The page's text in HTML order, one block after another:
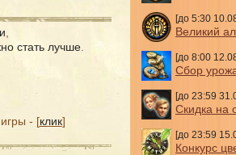
стать лучше
- [клик]
[до 5:30
Великий
[до 8:00
Сбор
[до 23:59
Скидка на
[до 23:59
Конкурс